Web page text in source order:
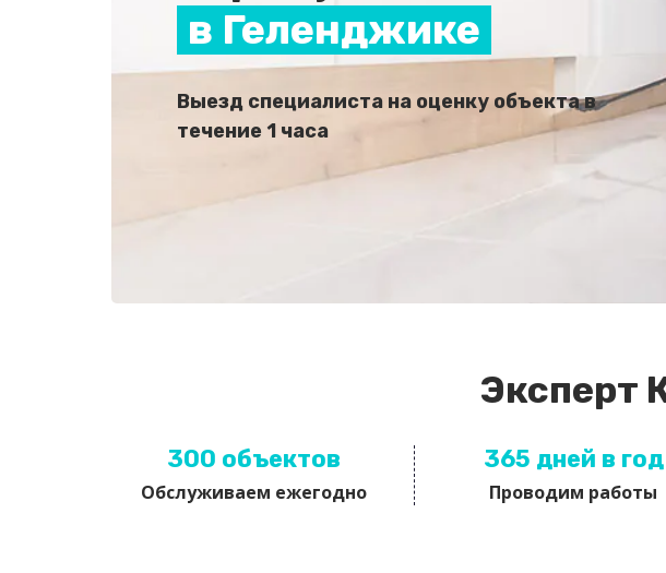
в Геленджике
Выезд специалиста на оценку объекта в
течение 1 часа
Эксперт
300 объектов
Обслуживаем ежегодно
365 дней в год
Проводим работы